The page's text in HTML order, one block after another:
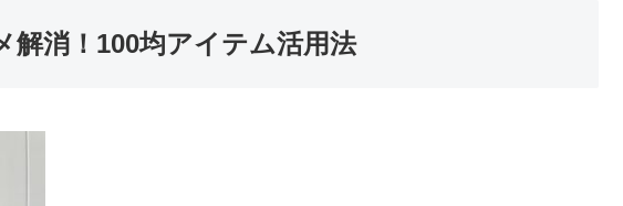
解消！100均アイテム活用法